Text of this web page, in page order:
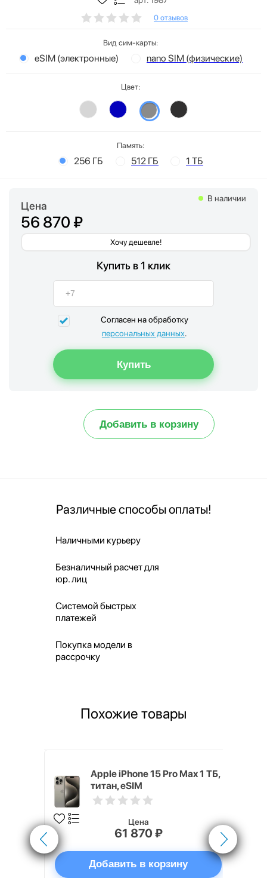
0 отзывов
Вид сим-карты:
eSIM (электронные) nano SIM (физические)
Цвет:
Память:
256 ГБ 512 ГБ 1 ТБ
Цена
56 870 ₽
Хочу дешевле!
В наличии
Купить в 1 клик
Согласен на обработку
персональных данных.
Добавить в корзину
Различные способы оплаты!
Наличными курьеру
Безналичный расчет для
юр. лиц
Системой быстрых
платежей
Покупка модели в
рассрочку
Похожие товары
Apple iPhone 15 Pro Max 1 ТБ,
титан, eSIM
Цена
61 870 ₽
Добавить в корзину